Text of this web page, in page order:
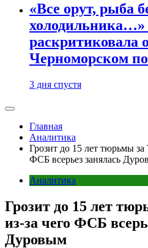
«Все орут, рыба
холодильника…»
раскритиковала
Черноморском
3 дня спустя
Главная
Аналитика
Грозит до 15 лет тюрьмы за
ФСБ всерьез занялась
Аналитика
Грозит до 15 лет
из-за чего ФСБ
Дуровым